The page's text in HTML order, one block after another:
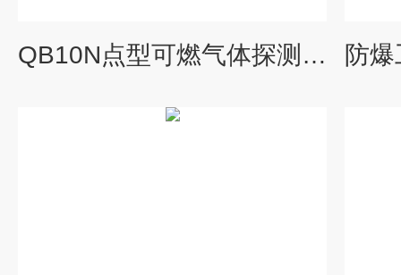
QB10N点型可燃气体探测器催化燃烧式传感器防爆